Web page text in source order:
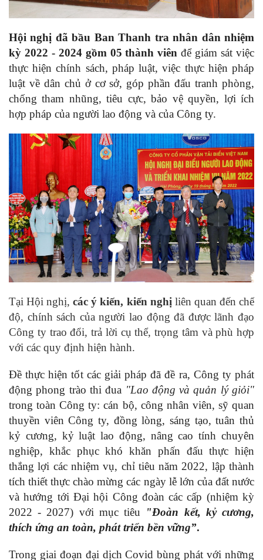
Hội nghị đã bầu Ban Thanh tra nhân dân nhiệm
kỳ 2022 - 2024 gồm 05 thành viên để giám sát việc
thực hiện chính sách, pháp luật, việc thực hiện pháp
luật về dân chủ ở cơ sở, góp phần đấu tranh phòng,
chống tham nhũng, tiêu cực, bảo vệ quyền, lợi ích
hợp pháp của người lao động và của Công ty.
Tại Hội nghị,các ý kiến, kiến nghị liên quan đến chế
độ, chính sách của người lao động đã được lãnh đạo
Công ty trao đổi, trả lời cụ thể, trọng tâm và phù hợp
với các quy định hiện hành.
Đề thực hiện tốt các giải pháp đã đề ra, Công ty phát
động phong trào thi đua "Lao động và quản lý giỏi"
trong toàn Công ty: cán bộ, công nhân viên, sỹ quan
thuyền viên Công ty, đồng lòng, sáng tạo, tuân thủ
kỷ cương, kỷ luật lao động, nâng cao tính chuyên
nghiệp, khắc phục khó khăn phấn đấu thực hiện
thắng lợi các nhiệm vụ, chỉ tiêu năm 2022, lập thành
tích thiết thực chào mừng các ngày lễ lớn của đất nước
và hướng tới Đại hội Công đoàn các cấp (nhiệm kỳ
2022 - 2027) với mục tiêu
"Đoàn kết, kỷ cương,
thích ứng an toàn, phát triển bền vững”.
Trong giai đoạn đại dịch Covid bùng phát với những